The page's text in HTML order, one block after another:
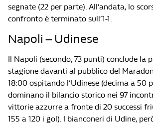
segnate (22 per parte). All’andata, lo
confronto è terminato sull’1-1.
Napoli – Udinese
Il Napoli (secondo, 73 punti) conclude la
stagione davanti al pubblico del
18:00 ospitando l’Udinese (decima a 50
dominano il bilancio storico nei 97
vittorie azzurre a fronte di 20 successi
155 a 120 i gol). I bianconeri di Udine,